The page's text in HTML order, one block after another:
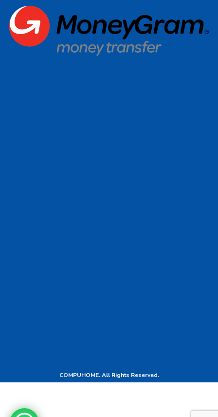
COMPUHOME. All Rights Reserved.